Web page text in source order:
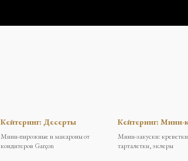
Кейтеринг: Десерты
Мини-пирожные и макароны от
кондитеров Garçon
Кейтеринг: Мини-
Мини-закуски:
тарталетки, эклеры